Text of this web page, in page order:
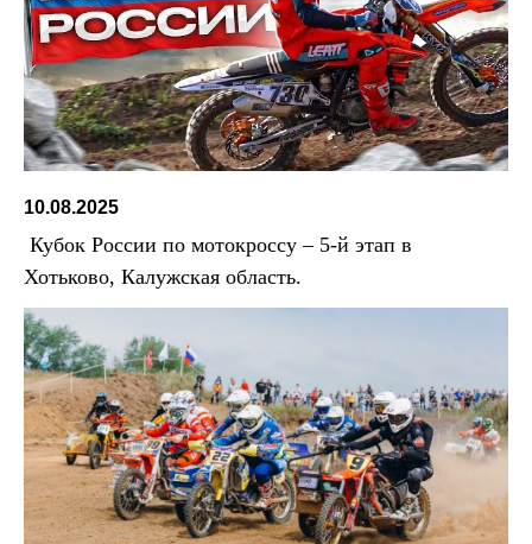
10.08.2025
Кубок России по мотокроссу – 5-й этап в
Хотьково, Калужская область.